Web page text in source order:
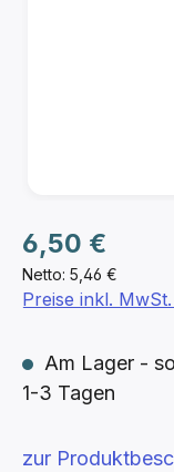
Netto: 5,46 €
Regulärer Preis:
6,50 €
Preise inkl.
Am Lager -
1-3 Tagen
zur